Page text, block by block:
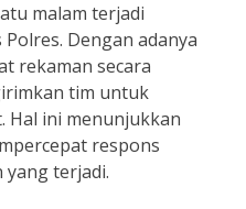
malam terjadi
Dengan adanya
rekaman secara
tim untuk
Hal ini menunjukkan
respons
yang terjadi.